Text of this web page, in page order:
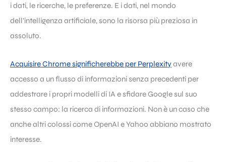
i dati, le ricerche, le preferenze. E i dati, nel mondo
dell’intelligenza artificiale, sono la risorsa più preziosa in
assoluto.
Acquisire Chrome significherebbe per Perplexityavere
accesso a un flusso di informazioni senza precedenti per
addestrare i propri modelli di IA e sfidare Google sul suo
stesso campo: la ricerca di informazioni. Non è un caso che
anche altri colossi come OpenAI e Yahoo abbiano mostrato
interesse.